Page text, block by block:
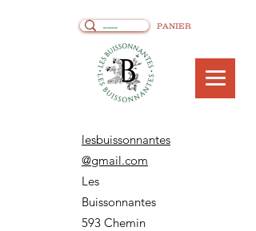
PANIER
lesbuissonnantes
@gmail.com
Les
Buissonnantes
593 Chemin